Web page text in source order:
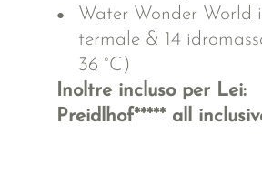
Water Wonder World
termale & 14
36 °C)
Inoltre incluso per Lei:
Preidlhof***** all